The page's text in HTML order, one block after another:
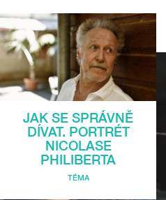
JAK SE SPRÁVNĚ
DÍVAT. PORTRÉT
NICOLASE
PHILIBERTA
TÉMA